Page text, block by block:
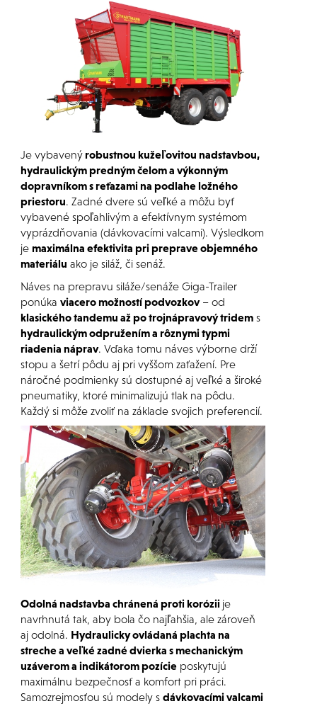
Je vybavenýrobustnou kužeľovitou nadstavbou,
hydraulickým predným čelom a výkonným
dopravníkom s reťazami na podlahe ložného
priestoru. Zadné dvere sú veľké a môžu byť
vybavené spoľahlivým a efektívnym systémom
vyprázdňovania (dávkovacími valcami). Výsledkom
je maximálna efektivita pri preprave objemného
materiálu ako je siláž, či senáž.
Náves na prepravu siláže/senáže Giga-Trailer
ponúka viacero možností podvozkov– od
klasického tandemu až po trojnápravový tridems
hydraulickým odpružením a rôznymi typmi
riadenia náprav. Vďaka tomu náves výborne drží
stopu a šetrí pôdu aj pri vyššom zaťažení. Pre
náročné podmienky sú dostupné aj veľké a široké
pneumatiky, ktoré minimalizujú tlak na pôdu.
Každý si môže zvoliť na základe svojich preferencií.
Odolná nadstavba chránená proti korózii je
navrhnutá tak, aby bola čo najľahšia, ale zároveň
aj odolná. Hydraulicky ovládaná plachta na
streche a veľké zadné dvierka s mechanickým
uzáverom a indikátorom pozícieposkytujú
maximálnu bezpečnosť a komfort pri práci.
Samozrejmosťou sú modely s dávkovacími valcami